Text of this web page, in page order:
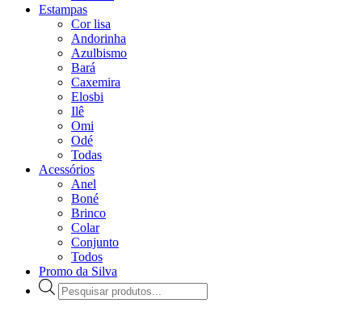
Estampas
Cor lisa
Andorinha
Azulbismo
Bará
Caxemira
Elosbi
Ilê
Omi
Odé
Todas
Acessórios
Anel
Boné
Brinco
Colar
Conjunto
Todos
Promo da Silva
Pesquisar
produtos